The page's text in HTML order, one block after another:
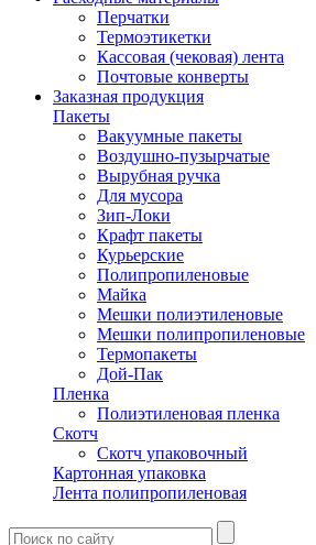
Перчатки
Термоэтикетки
Кассовая (чековая) лента
Почтовые конверты
Заказная продукция
Пакеты
Вакуумные пакеты
Воздушно-пузырчатые
Вырубная ручка
Для мусора
Зип-Локи
Крафт пакеты
Курьерские
Полипропиленовые
Майка
Мешки полиэтиленовые
Мешки полипропиленовые
Термопакеты
Дой-Пак
Пленка
Полиэтиленовая пленка
Скотч
Скотч упаковочный
Картонная упаковка
Лента полипропиленовая